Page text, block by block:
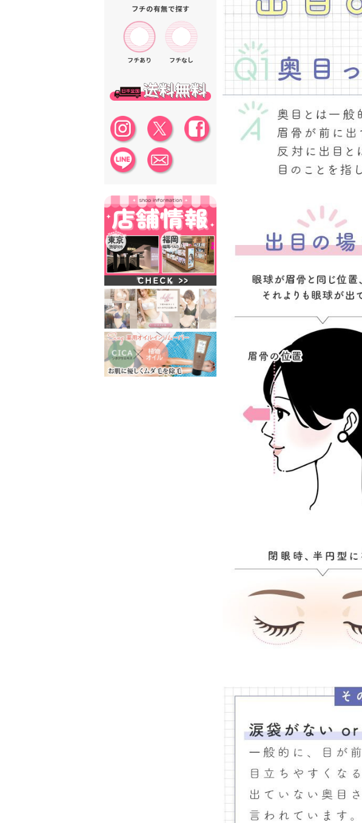
フチの有無で探す
フチあり フチなし